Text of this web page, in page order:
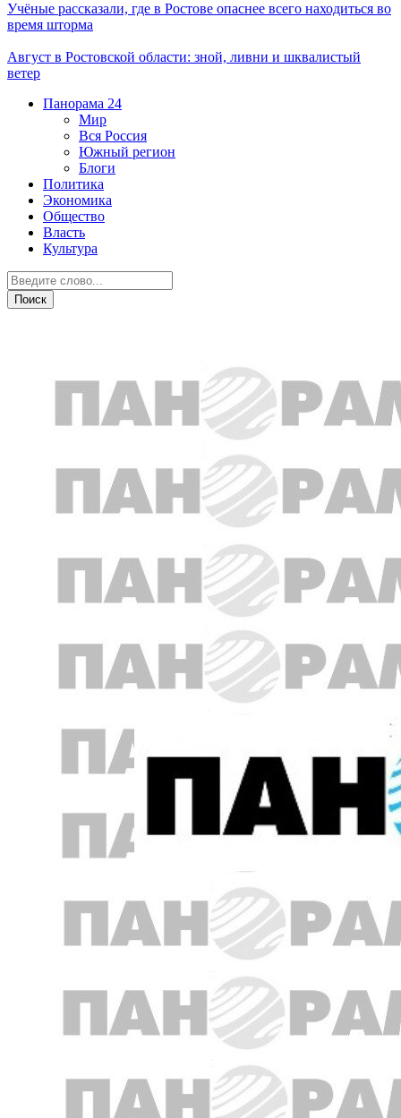
Учёные рассказали, где в Ростове опаснее всего находиться во
время шторма
Август в Ростовской области: зной, ливни и шквалистый
ветер
Панорама 24
Мир
Вся Россия
Южный регион
Блоги
Политика
Экономика
Общество
Власть
Культура